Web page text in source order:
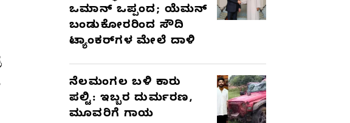
ಒಮಾನ್ ಒಪ್ಪಂದ; ಯೆಮನ್
ಬಂಡುಕೋರರಿಂದ ಸೌದಿ
ಟ್ಯಾಂಕರ್‌ಗಳ ಮೇಲೆ ದಾಳಿ
ನೆಲಮಂಗಲ ಬಳಿ ಕಾರು
ಪಲ್ಟಿ: ಇಬ್ಬರ ದುರ್ಮರಣ,
ಮೂವರಿಗೆ ಗಾಯ